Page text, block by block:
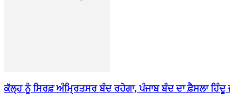
ਕੱਲ੍ਹ ਨੂੰ ਸਿਰਫ਼ ਅੰਮ੍ਰਿਤਸਰ ਬੰਦ ਰਹੇਗਾ, ਪੰਜਾਬ ਬੰਦ ਦਾ ਫ਼ੈਸਲਾ ਹਿੰਦੂ